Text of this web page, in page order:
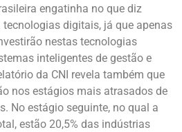
engatinha no que diz
digitais, já que apenas
nestas tecnologias
inteligentes de gestão e
da CNI revela também que
nos estágios mais atrasados de
No estágio seguinte, no qual a
estão 20,5% das indústrias